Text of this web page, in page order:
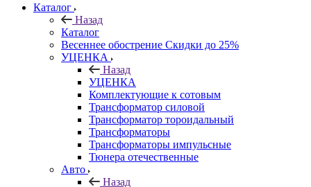
Каталог
Назад
Каталог
Весеннее обострение Скидки до 25%
УЦЕНКА
Назад
УЦЕНКА
Комплектующие к сотовым
Трансформатор силовой
Трансформатор тороидальный
Трансформаторы
Трансформаторы импульсные
Тюнера отечественные
Авто
Назад